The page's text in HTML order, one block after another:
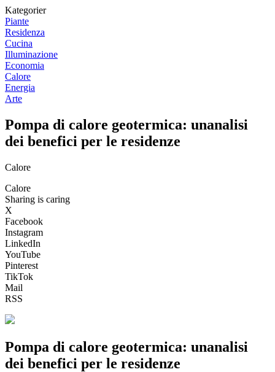
Kategorier
Piante
Residenza
Cucina
Illuminazione
Economia
Calore
Energia
Arte
Pompa di calore geotermica: unanalisi
dei benefici per le residenze
Calore
Calore
Sharing is caring
X
Facebook
Instagram
LinkedIn
YouTube
Pinterest
TikTok
Mail
RSS
Pompa di calore geotermica: unanalisi
dei benefici per le residenze